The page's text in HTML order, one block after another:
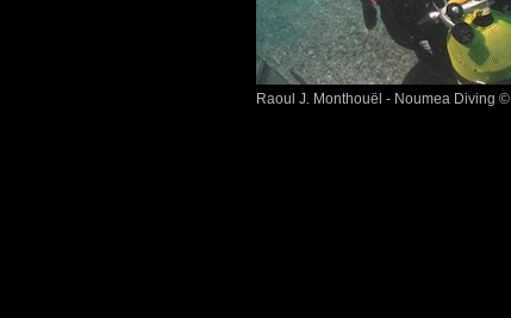
Raoul J. Monthouël - Noumea Diving ©